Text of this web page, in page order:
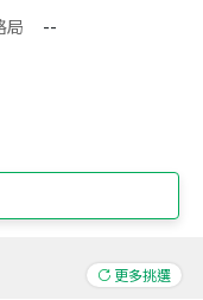
局
--
更多挑選